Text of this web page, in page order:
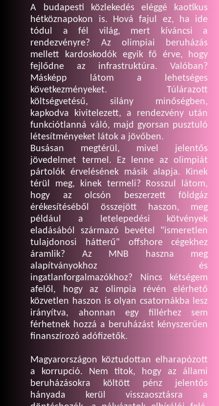
A budapesti közlekedés eléggé kaotikus
hétköznapokon is. Hová fajul ez, ha ide
tódul a fél világ, mert kíváncsi a
rendezvényre? Az olimpiai beruházás
mellett kardoskodók egyik fő érve, hogy
fejlődne az infrastruktúra. Valóban?
Másképp látom a lehetséges
következményeket. Túlárazott
költségvetésű, silány minőségben,
kapkodva kivitelezett, a rendezvény után
funkciótlanná váló, majd gyorsan pusztuló
létesítményeket látok a jövőben.
Busásan megtérül, mivel jelentős
jövedelmet termel. Ez lenne az olimpiát
pártolók érvelésének másik alapja. Kinek
térül meg, kinek termeli? Rosszul látom,
hogy az olcsón beszerzett földgáz
érékesítéséből összejött haszon, meg
például a letelepedési kötvények
eladásából származó bevétel "ismeretlen
tulajdonosi hátterű" offshore cégekhez
áramlik? Az MNB haszna meg
alapítványokhoz és
ingatlanforgalmazókhoz? Nincs kétségem
afelől, hogy az olimpia révén elérhető
közvetlen haszon is olyan csatornákba lesz
irányítva, ahonnan egy fillérhez sem
férhetnek hozzá a beruházást kényszerűen
finanszírozó adófizetők.
Magyarországon köztudottan elharapózott
a korrupció. Nem titok, hogy az állami
beruházásokra költött pénz jelentős
hányada kerül visszaosztásra a